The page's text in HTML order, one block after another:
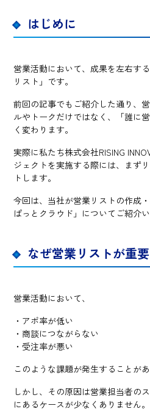
はじめに
営業活動において、成果を左右す
リスト」です。
前回の記事でもご紹介した通り、
ルやトークだけではなく、「誰に
く変わります。
実際に私たち株式会社RISING
ジェクトを実施する際には、まず
トします。
今回は、当社が営業リストの作成
ぱっとクラウド」についてご紹介い
なぜ営業リストが重
営業活動において、
・アポ率が低い
・商談につながらない
・受注率が悪い
このような課題が発生することがあ
しかし、その原因は営業担当者の
にあるケースが少なくありません。